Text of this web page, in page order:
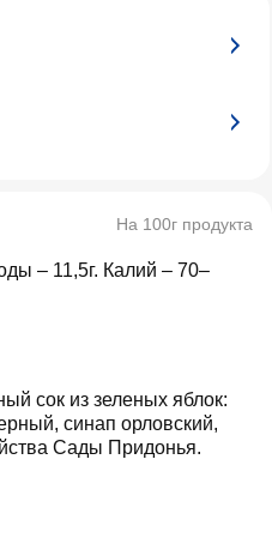
На 100г продукта
– 11,5г. Калий – 70–
сок из зеленых яблок:
синап орловский,
Сады Придонья.